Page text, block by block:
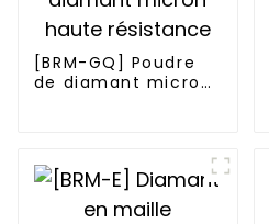
[BRM-GQ] Poudre
de diamant micron